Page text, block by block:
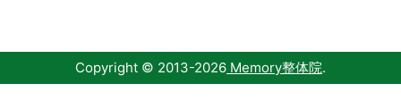
Copyright © 2013-2026 Memory整体院.